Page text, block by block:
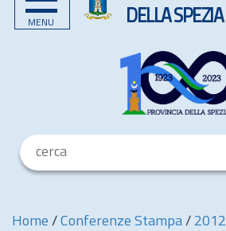
MENU DELLA SPEZIA
Home / Conferenze Stampa / 2012